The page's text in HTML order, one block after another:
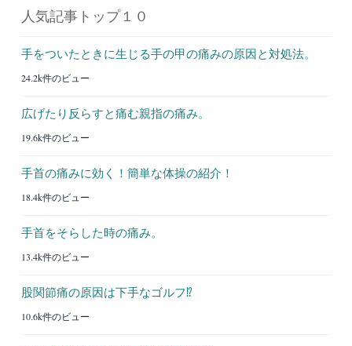
人気記事トップ１０
手をついたときに生じる手の甲の痛みの原因と対処法。
24.2k件のビュー
広げたり反らすと痛む親指の痛み。
19.6k件のビュー
手首の痛みに効く！簡単な体操の紹介！
18.4k件のビュー
手首をそらした時の痛み。
13.4k件のビュー
股関節痛の原因は下手なゴルフ⁉︎
10.6k件のビュー